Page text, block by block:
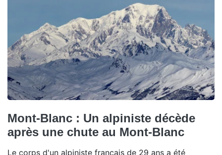
Mont-Blanc : Un alpiniste décède
après une chute au Mont-Blanc
Le corps d'un alpiniste français de 29 ans a été